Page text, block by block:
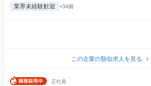
業界未経験歓迎 +34個
この企業の類似求人を見る
正社員